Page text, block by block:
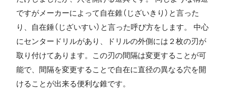
ですがメーカーによって自在錐（じざいきり）と言った
り、自在錘（じざいすい）と言った呼び方をします。 中心
にセンタードリルがあり、ドリルの外側には２枚の刃が
取り付けてあります。この刃の間隔は変更することが可
能で、間隔を変更することで自在に直径の異なる穴を開
けることが出来る便利な錐です。